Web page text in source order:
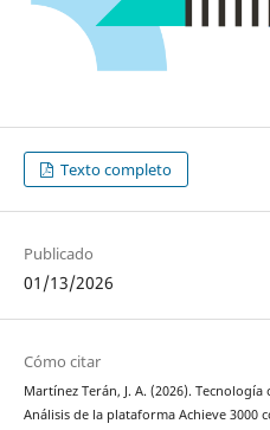
Texto completo
Publicado
01/13/2026
Cómo citar
Martínez Terán, J. A. (2026).
Análisis de la plataforma Achieve 3000